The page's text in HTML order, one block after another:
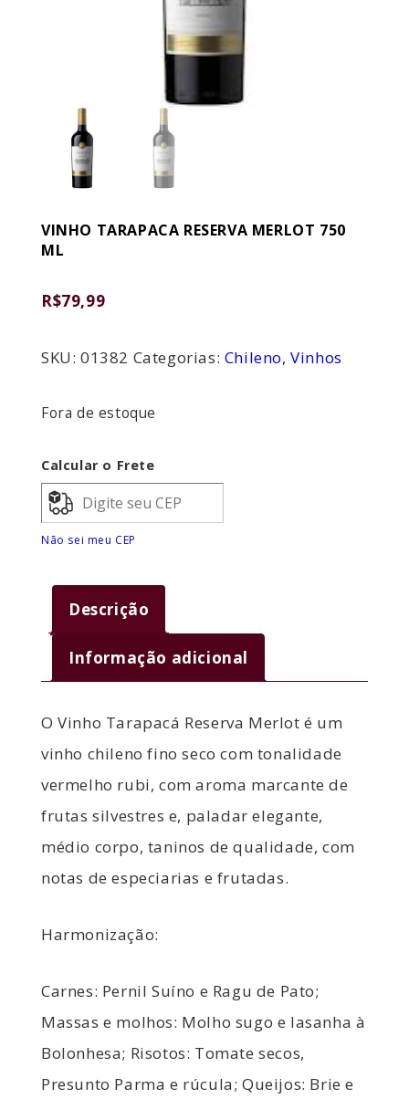
VINHO TARAPACA RESERVA MERLOT 750
ML
R$79,99
SKU: 01382 Categorias: Chileno,Vinhos
Fora de estoque
Calcular o Frete
Não sei meu CEP
Descrição
Informação adicional
O Vinho Tarapacá Reserva Merlot é um
vinho chileno fino seco com tonalidade
vermelho rubi, com aroma marcante de
frutas silvestres e, paladar elegante,
médio corpo, taninos de qualidade, com
notas de especiarias e frutadas.
Harmonização:
Carnes: Pernil Suíno e Ragu de Pato;
Massas e molhos: Molho sugo e lasanha à
Bolonhesa; Risotos: Tomate secos,
Presunto Parma e rúcula; Queijos: Brie e